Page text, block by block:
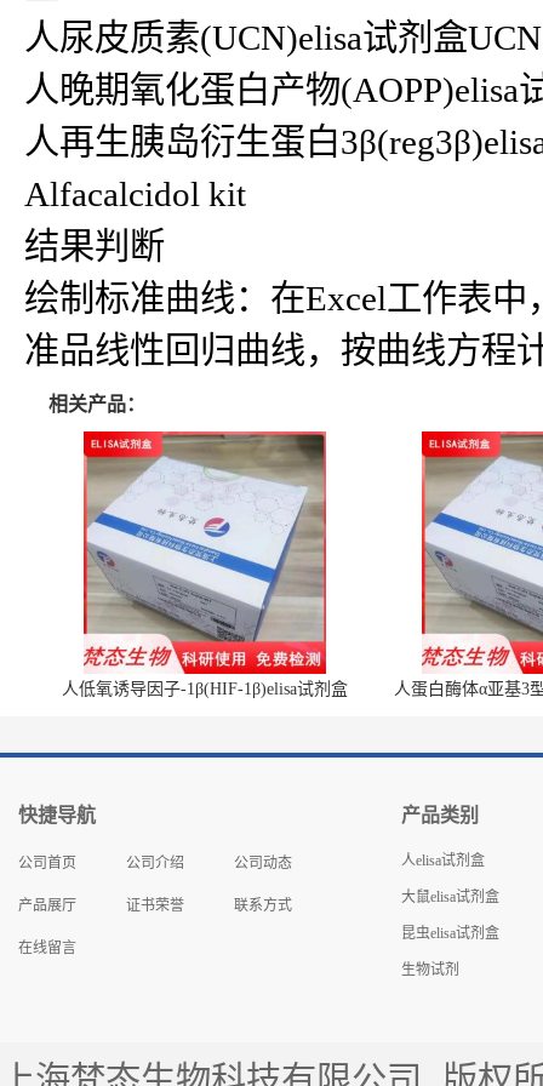
人尿皮质素(UCN)elisa试剂盒
人晚期氧化蛋白产物(AOPP)elisa
人再生胰岛衍生蛋白
Alfacalcidol kit
结果判断
绘制标准曲线：在Excel工作表
准品线性回归曲线，按曲线方程
相关产品：
人低氧诱导因子-1β(HIF-1β)elisa试剂盒 人蛋白酶体α亚基3
快捷导航
公司首页 公司介绍 公司动态
产品展厅 证书荣誉 联系方式
在线留言
产品类别
人elisa试剂盒
大鼠elisa试剂盒
昆虫elisa试剂盒
生物试剂